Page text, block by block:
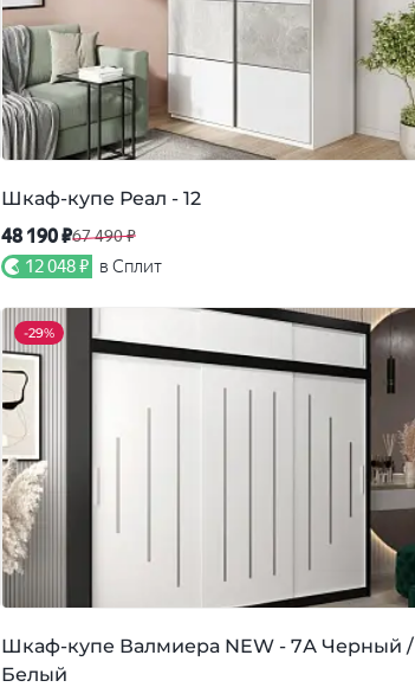
Шкаф-купе Реал - 12
48 190 ₽67 490 ₽
12 048 ₽ в Сплит
-29%
Шкаф-купе Валмиера NEW - 7А Черный /
Белый